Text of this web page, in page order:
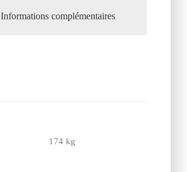
Informations complémentaires
174 kg